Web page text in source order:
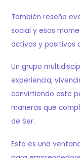
También reseña
social y esos
activos y positivos
Un grupo
experiencia,
convirtiendo este
maneras que
de Ser.
Esta es una